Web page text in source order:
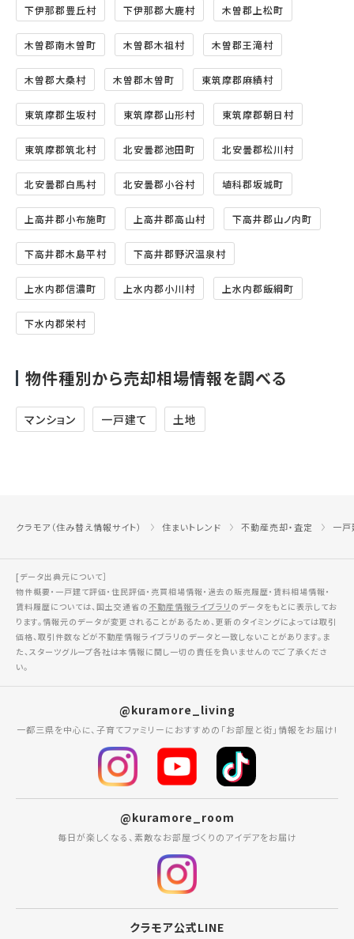
下伊那郡豊丘村 下伊那郡大鹿村 木曽郡上松町
木曽郡南木曽町 木曽郡木祖村 木曽郡王滝村
木曽郡大桑村 木曽郡木曽町 東筑摩郡麻績村
東筑摩郡生坂村 東筑摩郡山形村 東筑摩郡朝日村
東筑摩郡筑北村 北安曇郡池田町 北安曇郡松川村
北安曇郡白馬村 北安曇郡小谷村 埴科郡坂城町
上高井郡小布施町 上高井郡高山村 下高井郡山ノ内町
下高井郡木島平村 下高井郡野沢温泉村
上水内郡信濃町 上水内郡小川村 上水内郡飯綱町
下水内郡栄村
物件種別から売却相場情報を調べる
マンション 一戸建て 土地
クラモア（住み替え情報サイト） 住まいトレンド 不動産売却・査定 一戸
[データ出典元について］
物件概要・一戸建て評価・住民評価・売買相場情報・過去の販売履歴・賃料相場情報・
賃料履歴については、国土交通省の 不動産情報ライブラリ のデータをもとに表示してお
ります。情報元のデータが変更されることがあるため、更新のタイミングによっては取引
価格、取引件数などが不動産情報ライブラリのデータと一致しないことがあります。ま
た、スターツグループ各社は本情報に関し一切の責任を負いませんのでご了承くださ
い。
@kuramore_living
一都三県を中心に、子育てファミリーにおすすめの「お部屋と街」情報をお届け!
@kuramore_room
毎日が楽しくなる、素敵なお部屋づくりのアイデアをお届け
クラモア公式LINE